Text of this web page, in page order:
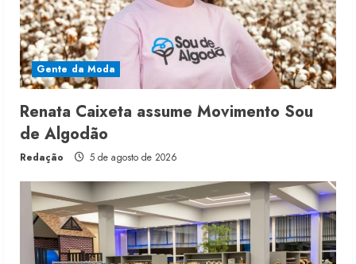
Gente da Moda
Renata Caixeta assume Movimento Sou
de Algodão
Redação 5 de agosto de 2026